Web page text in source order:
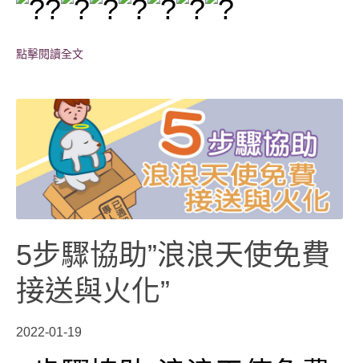
點擊閱讀全文
5步驟協助”浪浪天使免費
接送與火化”
2022-01-19